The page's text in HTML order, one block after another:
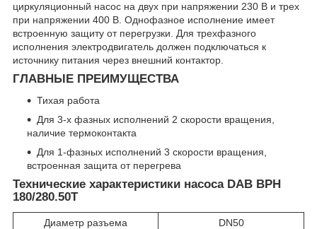
циркуляционный насос на двух при напряжении 230 В и трех
при напряжении 400 В. Однофазное исполнение имеет
встроенную защиту от перегрузки. Для трехфазного
исполнения электродвигатель должен подключаться к
источнику питания через внешний контактор.
ГЛАВНЫЕ ПРЕИМУЩЕСТВА
Тихая работа
Для 3-х фазных исполнений 2 скорости вращения,
наличие термоконтакта
Для 1-фазных исполнений 3 скорости вращения,
встроенная защита от перегрева
Технические характеристики насоса DAB BPH
180/280.50T
Диаметр разъема
DN50